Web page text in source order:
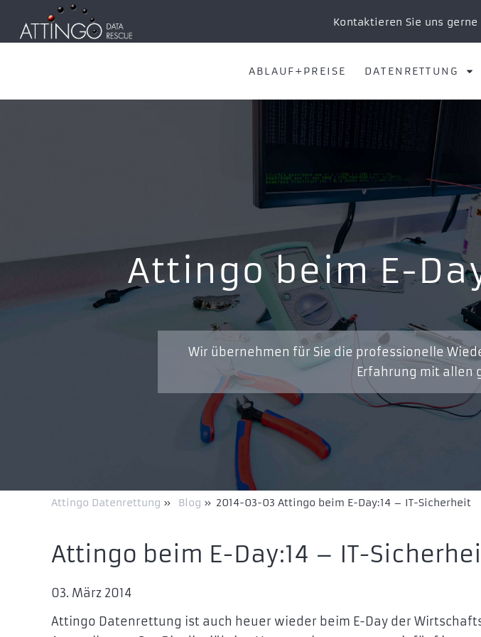
Kontaktieren Sie uns
ABLAUF+PREISE DATENRETTUNG
Attingo beim E-
Wir übernehmen für Sie die professionelle
Erfahrung mit allen
Attingo Datenrettung » Blog » 2014-03-03 Attingo beim E-Day:14 – IT-Sicherheit
Attingo beim E-Day:14 – IT-
03. März 2014
Attingo Datenrettung ist auch heuer wieder beim E-Day der